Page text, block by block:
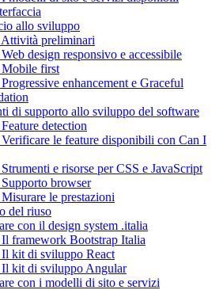
allo sviluppo
preliminari
design responsivo e accessibile
first
enhancement e Graceful
di supporto allo sviluppo del software
detection
le feature disponibili con Can I
e risorse per CSS e JavaScript
browser
le prestazioni
del riuso
con il design system .italia
framework Bootstrap Italia
kit di sviluppo React
Il kit di sviluppo Angular
con i modelli di sito e servizi